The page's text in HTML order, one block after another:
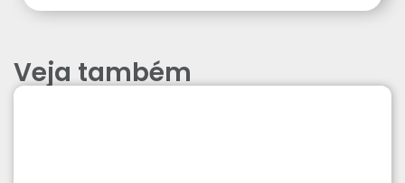
Veja também